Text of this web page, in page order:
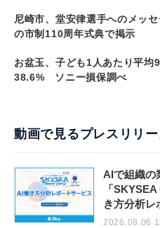
尼崎市、堂安律選手へのメッ
の市制110周年式典で掲示
お盆玉、子ども1人あたり平
38.6% ソニー損保調べ
動画で見るプレスリリー
AIで組織の
「
き方分析レ
2026.08.06